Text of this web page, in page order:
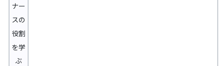
ナー
スの
役割
を学
ぶ